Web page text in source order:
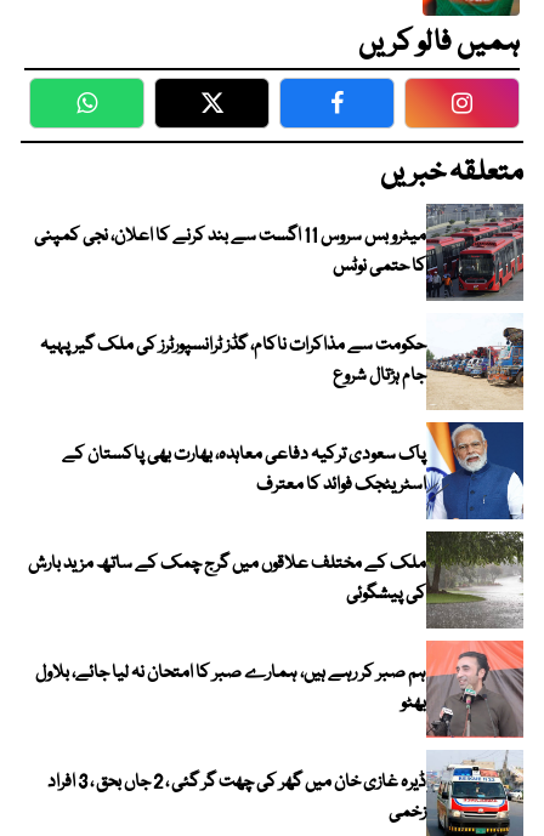
ہمیں فالو کریں
WhatsApp Twitter Facebook
متعلقہ خبریں
میٹرو بس سروس 11 اگست سے بند کرنے کا اعلان، نجی کمپنی
کا حتمی نوٹس
حکومت سے مذاکرات ناکام، گڈز ٹرانسپورٹرز کی ملک گیر پہیہ
جام ہڑتال شروع
پاک سعودی ترکیہ دفاعی معاہدہ، بھارت بھی پاکستان کے
اسٹریٹجک فوائد کا معترف
ملک کے مختلف علاقوں میں گرج چمک کے ساتھ مزید بارش
کی پیشگوئی
ہم صبر کر رہے ہیں، ہمارے صبر کا امتحان نہ لیا جائے، بلاول
بھٹو
ڈیرہ غازی خان میں گھر کی چھت گر گئی ، 2 جاں بحق ، 3 افراد
زخمی